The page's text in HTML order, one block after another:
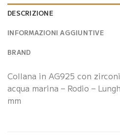
DESCRIZIONE
INFORMAZIONI AGGIUNTIVE
BRAND
Collana in AG925 con
acqua marina – Rodio –
mm